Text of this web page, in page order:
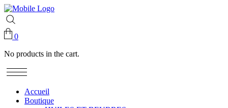
0
No products in the cart.
Accueil
Boutique